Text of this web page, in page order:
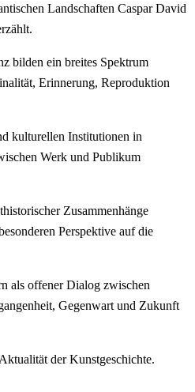
Landschaften Caspar David
bilden ein breites Spektrum
Erinnerung, Reproduktion
kulturellen Institutionen in
Werk und Publikum
Zusammenhänge
Perspektive auf die
als offener Dialog zwischen
Gegenwart und Zukunft
der Kunstgeschichte.